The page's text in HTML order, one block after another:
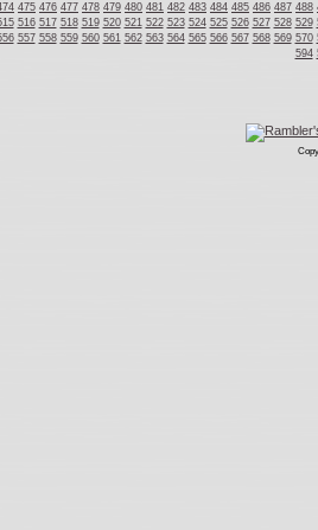
475 476 477 478 479 480 481 482 483 484 485 486 487 488
516 517 518 519 520 521 522 523 524 525 526 527 528 529
557 558 559 560 561 562 563 564 565 566 567 568 569 570
594